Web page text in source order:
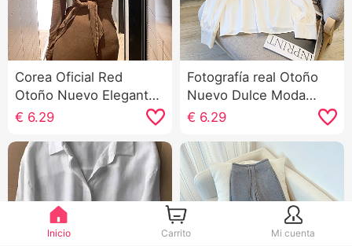
Corea Oficial Red
Otoño Nuevo Elegante
Señorita Hombreras
cuerpo Vestido
Chaqueta de punto
Moda Conjunto
€ 6.29
Fotografía real Otoño
Nuevo Dulce Moda
Avanzado Satén Cinta
francés Camisa Top
Mujer
€ 6.29
Inicio Carrito Mi cuenta